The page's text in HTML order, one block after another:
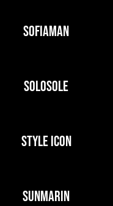
SOFIAMAN
SOLOSOLE
STYLE ICON
SUNMARIN